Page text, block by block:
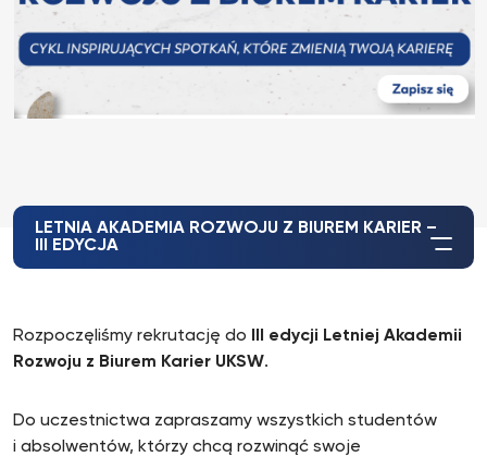
LETNIA AKADEMIA ROZWOJU Z BIUREM KARIER –
III EDYCJA
Rozpoczęliśmy rekrutację do
III edycji Letniej Akademii
Rozwoju z Biurem Karier UKSW.
Do uczestnictwa zapraszamy wszystkich studentów
i absolwentów, którzy chcą rozwinąć swoje